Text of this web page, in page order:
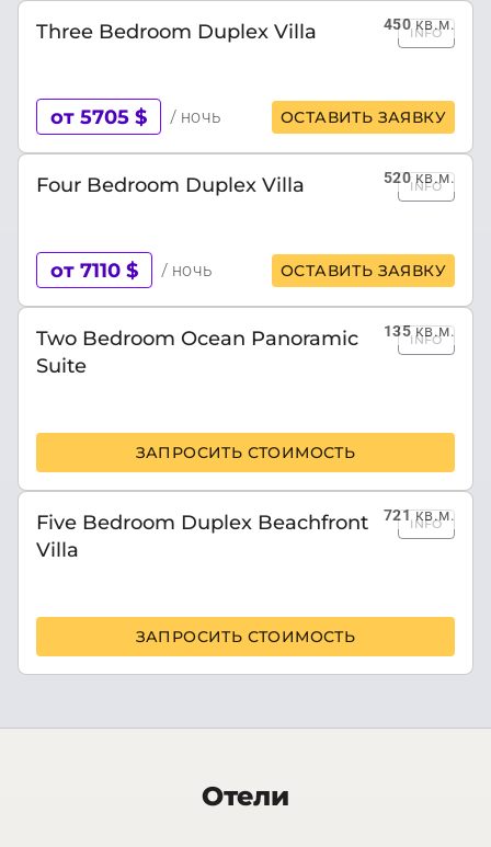
450кв.м.
Three Bedroom Duplex Villa INFO
от 5705 $ / ночь ОСТАВИТЬ ЗАЯВКУ
520кв.м.
Four Bedroom Duplex Villa INFO
от 7110 $ / ночь ОСТАВИТЬ ЗАЯВКУ
135кв.м.
Two Bedroom Ocean Panoramic
Suite
INFO
ЗАПРОСИТЬ СТОИМОСТЬ
721кв.м.
Five Bedroom Duplex Beachfront
Villa
INFO
ЗАПРОСИТЬ СТОИМОСТЬ
Отели